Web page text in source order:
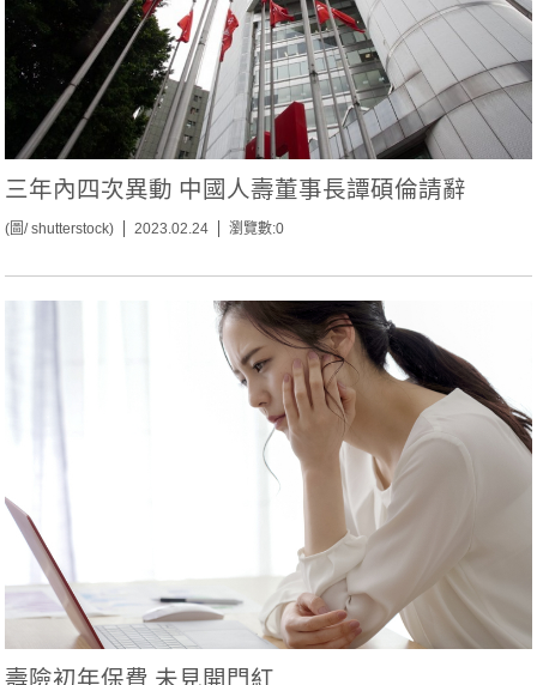
三年內四次異動 中國人壽董事長譚碩倫請辭
(圖/ shutterstock) 2023.02.24 瀏覽數:0
壽險初年保費 未見開門紅